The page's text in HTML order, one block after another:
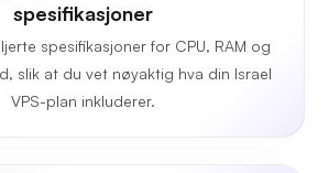
spesifikasjoner
spesifikasjoner for CPU, RAM og
slik at du vet nøyaktig hva din Israel
VPS-plan inkluderer.